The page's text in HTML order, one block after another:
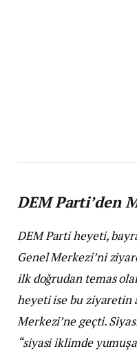
DEM Parti’den
DEM Parti heyeti,
Genel Merkezi’ni
ilk doğrudan temas
heyeti ise bu ziyaretin
Merkezi’ne geçti.
“siyasi iklimde